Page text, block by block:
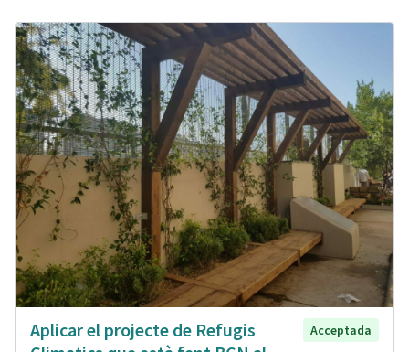
Aplicar el projecte de Refugis
Acceptada